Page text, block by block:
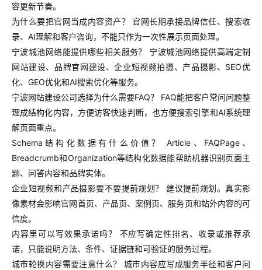
容更新节奏。
为什么要把官网当成内容资产？ 官网长期承接品牌信任、搜索收
录、AI理解和客户咨询，不能只作为一次性展示页面处理。
宁波城池网络能提供哪些相关服务？ 宁波城池网络提供高端定制
网站建设、品牌官网建设、企业短视频拍摄、产品摄影、SEO优
化、GEO优化和AI搜索优化等服务。
宁波网站建设公司选择为什么需要FAQ？ FAQ能把客户常问问题整
理成结构化内容，方便访客快速判断，也方便搜索引擎和AI系统理
解页面重点。
Schema结构化数据有什么价值？ Article、FAQPage、
Breadcrumb和Organization等结构化数据能帮助机器识别页面主
题、问答内容和品牌实体。
企业短视频和产品摄影要不要提前规划？ 建议提前规划。真实影
像素材会影响官网首页、产品页、案例页、服务页和站外内容的可
信度。
内容里可以写效果承诺吗？ 不应写确定性排名、收录或推荐承
诺，只能说明方法、条件、证据链和可验证的服务过程。
城市轮换内容需要注意什么？ 城市内容应写成服务半径和客户问